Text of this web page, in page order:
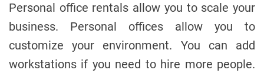
Personal office rentals allow you to scale your
business. Personal offices allow you to
customize your environment. You can add
workstations if you need to hire more people.